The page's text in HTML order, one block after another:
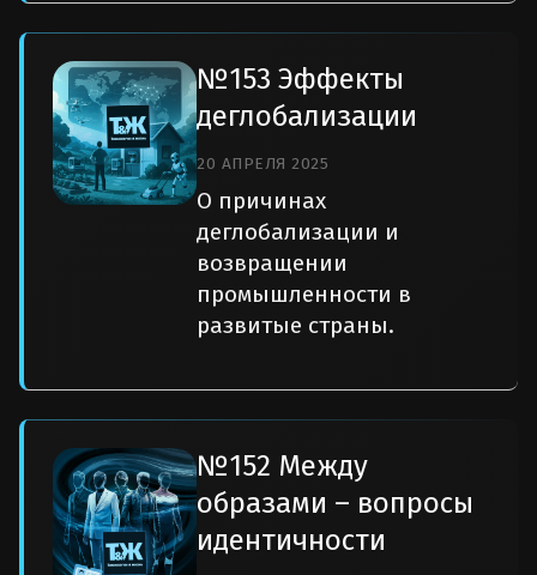
№153 Эффекты
деглобализации
20 АПРЕЛЯ 2025
О причинах
деглобализации и
возвращении
промышленности в
развитые страны.
№152 Между
образами – вопросы
идентичности